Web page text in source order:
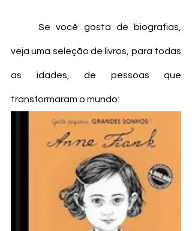
	Se você gosta de biografias,
veja uma seleção de livros, para todas
as idades, de pessoas que
transformaram o mundo: